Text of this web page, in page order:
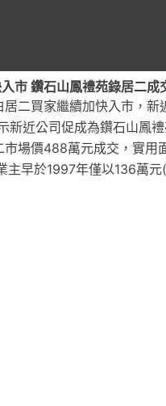
市 鑽石山鳳禮苑錄居二
二買家繼續加快入市，
新近公司促成為鑽石山鳳
場價488萬元成交，實
主早於1997年僅以136萬